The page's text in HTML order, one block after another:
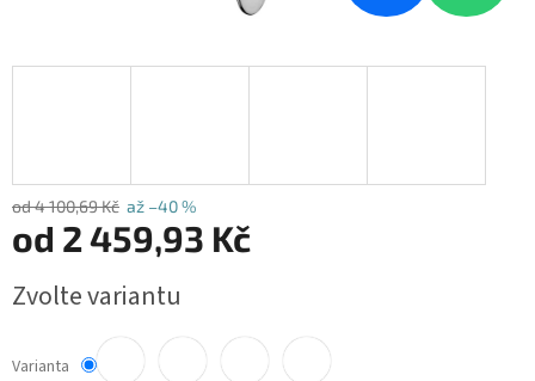
od 4 100,69 Kč až –40 %
od 2 459,93 Kč
cena:
Zvolte variantu
Varianta